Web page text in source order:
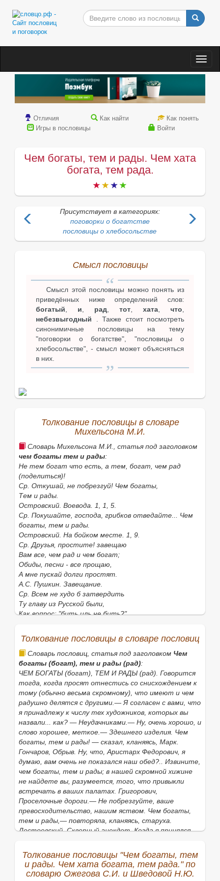
Отличия Как найти
Как понять
Игры в пословицы
Войти
Чем богаты, тем и рады. Чем хата
богата, тем рада.
Присутствует в категориях:
поговорки о богатстве
пословицы о хлебосольстве
Смысл пословицы
Смысл этой пословицы можно понять из
приведённых ниже определений слов:
богатый, и, рад, тот, хата, что,
небезвыгодный . Также стоит посмотреть
синонимичные пословицы на тему
"поговорки о богатстве", "пословицы о
хлебосольстве", - смысл может объясняться
в них.
Толкование пословицы в словаре
Михельсона М.И.
Словарь Михельсона М.И., статья под заголовком
чем богаты тем и рады:
Не тем богат что есть, а тем, богат, чем рад
(поделиться)!
Ср. Откушай, не побрезгуй! Чем богаты,
Тем и рады.
Островский. Воевода. 1, 1, 5.
Ср. Покушайте, господа, грибков отведайте... Чем
богаты, тем и рады.
Островский. На бойком месте. 1, 9.
Ср. Друзья, простите! завещаю
Вам все, чем рад и чем богат;
Обиды, песни - все прощаю,
А мне пускай долги простят.
А.С. Пушкин. Завещание.
Ср. Всем не худо б затвердить
Ту главу из Русской были,
Как вопрос: "бить иль не бить?"
Чем богаты, тем и рады -
Дров ли мало, так картечь
И различные заряды.
Кн. П.А. Вяземский. Современные заметки (1854 г.).
Ср. С древней масленицы (весеннего праздника
солнца) начиналось празднование Радуницы (рад -
свет - radius, луч) - угощали покойников (весенние
поминки) приговаривая: чем хата богата, тем и
рада.
С. Соловьев. Нравы славян (языческ.).
Толкование пословицы в словаре пословиц
Словарь пословиц, статья под заголовком Чем
богаты (богат), тем и рады (рад):
ЧЕМ БОГАТЫ (богат), ТЕМ И РАДЫ (рад). Говорится
тогда, когда просят отнестись со снисхождением к
тому (обычно весьма скромному), что имеют и чем
радушно делятся с другими.— Я согласен с вами, что
я принадлежу к числу тех художников, которых вы
назвали... как? — Неудачниками.— Ну, очень хорошо, и
слово хорошее, меткое.— Здешнего изделия. Чем
богаты, тем и рады! — сказал, кланяясь, Марк.
Гончаров, Обрыв. Ну, что, Аристарх Федорович, я
думаю, вам очень не показался наш обед?.. Извините,
чем богаты, тем и рады; в нашей скромной хижине
не найдете вы, разумеется, того, что привыкли
встречать в ваших палатах. Григорович,
Проселочные дороги.— Не побрезгуйте, ваше
превосходительство, нашим яством. Чем богаты,
тем и рады,— повторяла, кланяясь, старуха.
Достоевский, Скверный анекдот. Когда я принялся
глаза и скромно сказала: — Не обессудь, родимый.
Чем богаты, тем и рады,— не взыщи с нас. Мамин-
Сибиряк, В горах. Корнев, как знал, объяснял и
Толкование пословицы "Чем богаты, тем
и рады. Чем хата богата, тем рада." по
словарю Ожегова С.И. и Шведовой Н.Ю.